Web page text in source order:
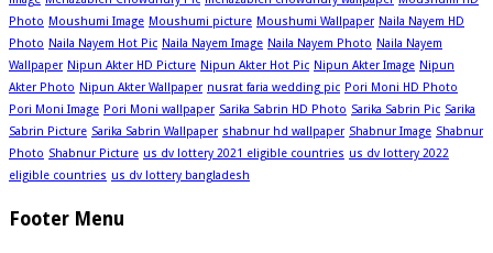
Photo Moushumi Image Moushumi picture Moushumi Wallpaper Naila Nayem HD
Photo Naila Nayem Hot Pic Naila Nayem Image Naila Nayem Photo Naila Nayem
Wallpaper Nipun Akter HD Picture Nipun Akter Hot Pic Nipun Akter Image Nipun
Akter Photo Nipun Akter Wallpaper nusrat faria wedding pic Pori Moni HD Photo
Pori Moni Image Pori Moni wallpaper Sarika Sabrin HD Photo Sarika Sabrin Pic Sarika
Sabrin Picture Sarika Sabrin Wallpaper shabnur hd wallpaper Shabnur Image Shabnur
Photo Shabnur Picture us dv lottery 2021 eligible countries us dv lottery 2022
eligible countries us dv lottery bangladesh
Footer Menu